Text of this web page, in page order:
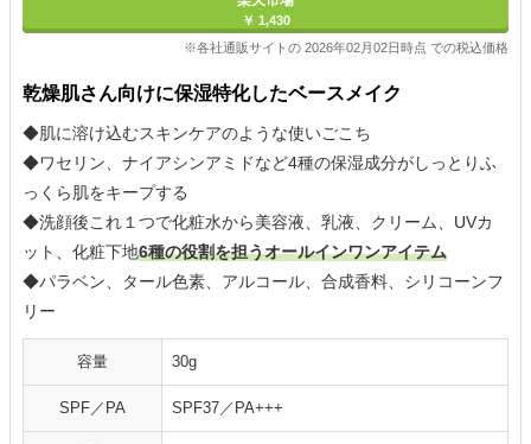
￥ 1,430
※各社通販サイトの 2026年02月02日時点 での税込価格
乾燥肌さん向けに保湿特化したベースメイク
◆肌に溶け込むスキンケアのような使いごこち
◆ワセリン、ナイアシンアミドなど4種の保湿成分がしっとりふ
っくら肌をキープする
◆洗顔後これ１つで化粧水から美容液、乳液、クリーム、UVカ
ット、化粧下地6種の役割を担うオールインワンアイテム
◆パラベン、タール色素、アルコール、合成香料、シリコーンフ
リー
容量 30g
SPF／PA SPF37／PA+++